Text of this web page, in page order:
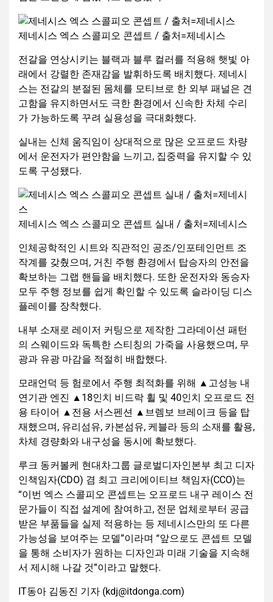
제네시스 엑스 스콜피오 콘셉트 / 출처=제네시스
전갈을 연상시키는 블랙과 블루 컬러를 적용해 햇빛 아
래에서 강렬한 존재감을 발휘하도록 배치했다. 제네시
스는 전갈의 분절된 몸체를 모티브로 한 외부 패널은 견
고함을 유지하면서도 극한 환경에서 신속한 차체 수리
가 가능하도록 꾸려 실용성을 극대화했다.
실내는 신체 움직임이 상대적으로 많은 오프로드 차량
에서 운전자가 편안함을 느끼고, 집중력을 유지할 수 있
도록 구성됐다.
제네시스 엑스 스콜피오 콘셉트 실내 / 출처=제네시스
인체공학적인 시트와 직관적인 공조/인포테인먼트 조
작계를 갖췄으며, 거친 주행 환경에서 탑승자의 안전을
확보하는 그랩 핸들을 배치했다. 또한 운전자와 동승자
모두 주행 정보를 쉽게 확인할 수 있도록 슬라이딩 디스
플레이를 장착했다.
내부 소재로 레이저 커팅으로 제작한 그라데이션 패턴
의 스웨이드와 독특한 스티칭의 가죽을 사용했으며, 무
광과 유광 마감을 적절히 배합했다.
모래언덕 등 험로에서 주행 최적화를 위해 ▲고성능 내
연기관 엔진 ▲18인치 비드락 휠 및 40인치 오프로드 전
용 타이어 ▲전용 서스펜션 ▲브렘보 브레이크 등을 탑
재했으며, 유리섬유, 카본섬유, 케블라 등의 소재를 활용,
차체 경량화와 내구성을 동시에 확보했다.
루크 동커볼케 현대차그룹 글로벌디자인본부 최고 디자
인책임자(CDO) 겸 최고 크리에이티브 책임자(CCO)는
“이번 엑스 스콜피오 콘셉트는 오프로드 내구 레이스 전
문가들이 직접 설계에 참여하고, 전문 업체로부터 공급
받은 부품들을 실제 적용하는 등 제네시스만의 또 다른
가능성을 보여주는 모델”이라며 “앞으로도 콘셉트 모델
을 통해 소비자가 원하는 디자인과 미래 기술을 지속해
서 제시해 나갈 것”이라고 말했다.
IT동아 김동진 기자 (kdj@itdonga.com)